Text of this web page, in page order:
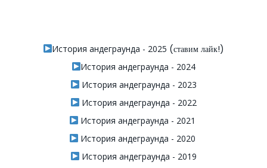
История андеграунда - 2025 (ставим лайк!)
История андеграунда - 2024
История андеграунда - 2023
История андеграунда - 2022
История андеграунда - 2021
История андеграунда - 2020
История андеграунда - 2019